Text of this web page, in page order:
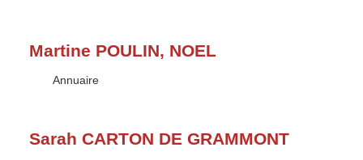
Martine POULIN, NOEL
Type :
Annuaire
Sarah CARTON DE GRAMMONT